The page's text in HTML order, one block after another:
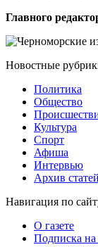
Главного
Новостные
Политика
Общество
Культура
Спорт
Афиша
Интервью
Архив статей
Навигация по
О газете
Подписка на